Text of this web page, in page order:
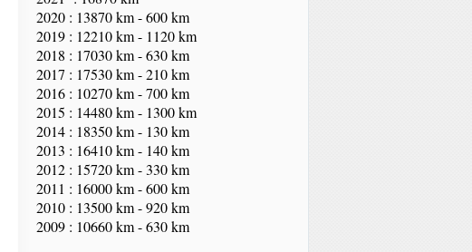
2020 : 13870 km - 600 km
2019 : 12210 km - 1120 km
2018 : 17030 km - 630 km
2017 : 17530 km - 210 km
2016 : 10270 km - 700 km
2015 : 14480 km - 1300 km
2014 : 18350km- 130 km
2013 : 16410 km - 140 km
2012 : 15720 km - 330 km
2011 : 16000 km - 600 km
2010 : 13500 km - 920 km
2009 : 10660 km - 630 km